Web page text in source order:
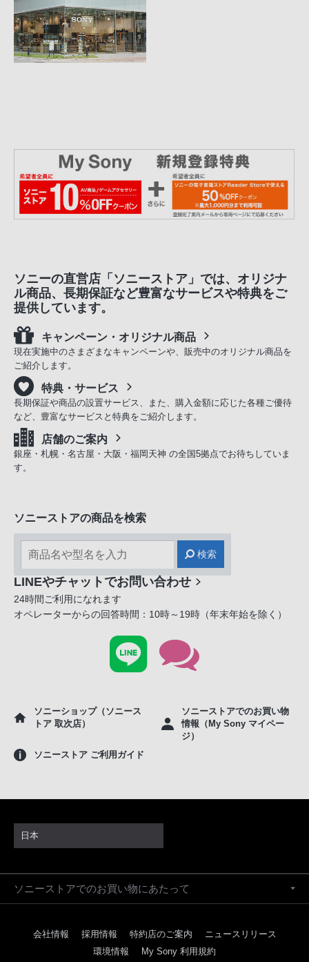
ソニーの直営店「ソニーストア」では、オリジナ
ル商品、長期保証など豊富なサービスや特典をご
提供しています。
キャンペーン・オリジナル商品
現在実施中のさまざまなキャンペーンや、販売中のオリジナル商品を
ご紹介します。
特典・サービス
長期保証や商品の設置サービス、また、購入金額に応じた各種ご優待
など、豊富なサービスと特典をご紹介します。
店舗のご案内
銀座・札幌・名古屋・大阪・福岡天神 の全国5拠点でお待ちしていま
す。
ソニーストアの商品を検索
検索
LINEやチャットでお問い合わせ
24時間ご利用になれます
オペレーターからの回答時間：10時～19時（年末年始を除く）
ソニーショップ（ソニース
トア 取次店）
ソニーストアでのお買い物
情報（My Sony マイペー
ジ）
ソニーストア ご利用ガイド
日本
ソニーストアでのお買い物にあたって
会社情報 採用情報 特約店のご案内
ニュースリリース
環境情報
My Sony 利用規約